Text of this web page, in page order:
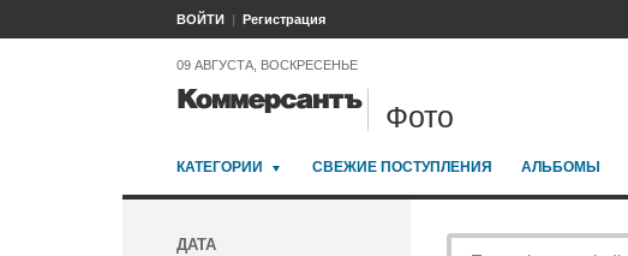
ВОЙТИ Регистрация
09 АВГУСТА, ВОСКРЕСЕНЬЕ
Фото
КАТЕГОРИИ СВЕЖИЕ ПОСТУПЛЕНИЯ АЛЬБОМЫ
ДАТА